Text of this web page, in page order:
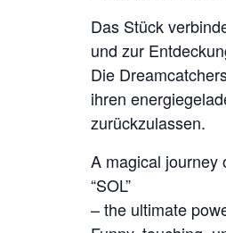
Das Stück
und zur
Die
ihren
zurückzulassen.
A magical journey
“SOL”
– the ultimate